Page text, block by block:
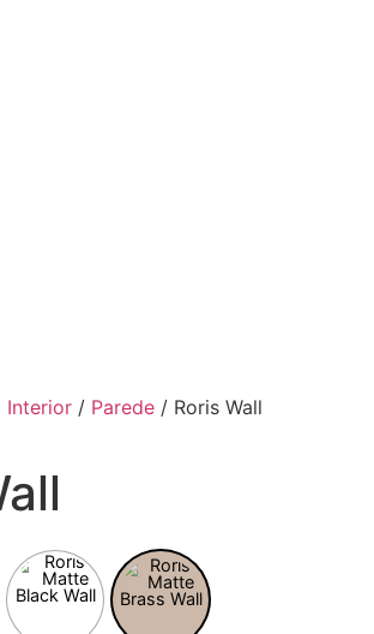
Interior / Parede / Roris Wall